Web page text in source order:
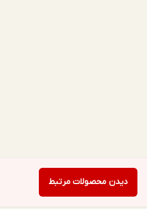
دیدن محصولات مرتبط